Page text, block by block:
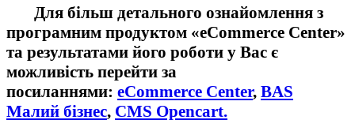
Для більш детального ознайомлення з
програмним продуктом «eCommerce Center»
та результатами його роботи у Вас є
можливість перейти за
посиланнями: eCommerce Center, BAS
Малий бізнес, CMS Opencart.